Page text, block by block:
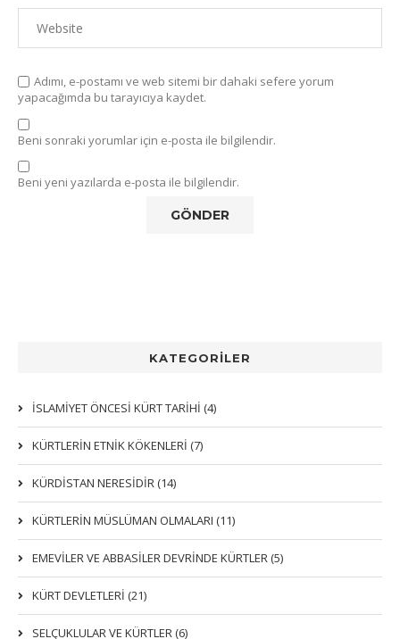
Adımı, e-postamı ve web sitemi bir dahaki sefere yorum
yapacağımda bu tarayıcıya kaydet.
Beni sonraki yorumlar için e-posta ile bilgilendir.
Beni yeni yazılarda e-posta ile bilgilendir.
KATEGORİLER
İSLAMİYET ÖNCESİ KÜRT TARİHİ (4)
KÜRTLERIN ETNIK KÖKENLERI (7)
KÜRDİSTAN NERESİDİR (14)
KÜRTLERİN MÜSLÜMAN OLMALARI (11)
EMEVİLER VE ABBASİLER DEVRİNDE KÜRTLER (5)
KÜRT DEVLETLERİ (21)
SELÇUKLULAR VE KÜRTLER (6)